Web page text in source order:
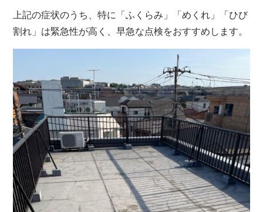
上記の症状のうち、特に「ふくらみ」「めくれ」「ひび
割れ」は緊急性が高く、早急な点検をおすすめします。